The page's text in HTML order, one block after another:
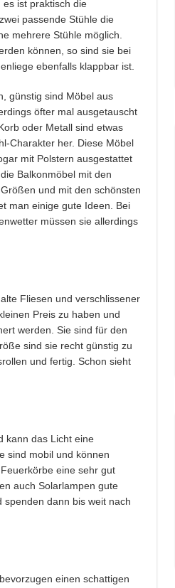
ist praktisch die
passende Stühle die
mehrere Stühle möglich.
können, so sind sie bei
ebenfalls klappbar ist.
günstig sind Möbel aus
öfter mal ausgetauscht
oder Metall sind etwas
Charakter her. Diese Möbel
mit Polstern ausgestattet
Balkonmöbel mit den
und mit den schönsten
man einige gute Ideen. Bei
müssen sie allerdings
Fliesen und verschlissener
Preis zu haben und
werden. Sie sind für den
sind sie recht günstig zu
und fertig. Schon sieht
kann das Licht eine
sind mobil und können
eine sehr gut
auch Solarlampen gute
dann bis weit nach
einen schattigen